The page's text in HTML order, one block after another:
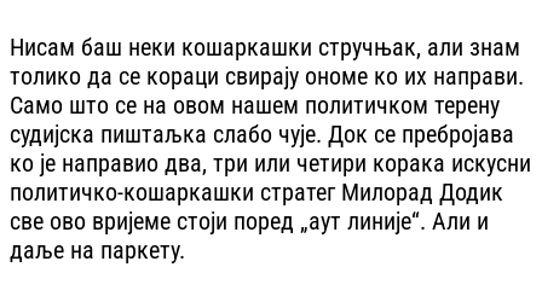
Нисам баш неки кошаркашки стручњак, али знам
толико да се кораци свирају ономе ко их направи.
Само што се на овом нашем политичком терену
судијска пиштаљка слабо чује. Док се пребројава
ко је направио два, три или четири корака искусни
политичко-кошаркашки стратег Милорад Додик
све ово вријеме стоји поред „аут линије“. Али и
даље на паркету.